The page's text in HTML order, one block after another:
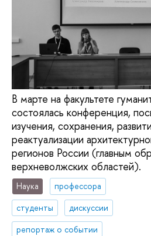
В марте на факультете
состоялась конференция,
изучения, сохранения,
реактуализации
регионов России (главным
верхневолжских областей).
Наука
профессора
студенты
дискуссии
репортаж о событии